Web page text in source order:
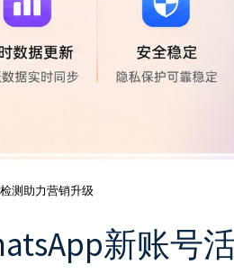
测助力营销升级
新账号